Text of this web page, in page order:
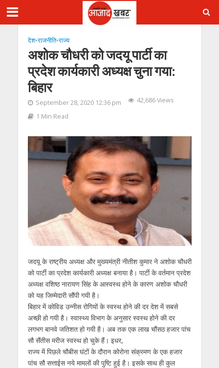
देश•राजनीति•राज्य
अशोक चौधरी को जदयू पार्टी का
प्रदेश कार्यकारी अध्यक्ष चुना गया:
बिहार
September 28, 2020 12:36 pm
42,686 Views
1 Min Read
जदयू के राष्ट्रीय अध्यक्ष और मुख्यमंत्री नीतीश कुमार ने अशोक चौधरी
को पार्टी का प्रदेश कार्यकारी अध्यक्ष बनाया है। पार्टी के वर्तमान प्रदेश
अध्यक्ष वशिष्ठ नारायण सिंह के आस्वस्थ होने के कारण अशोक चौधरी
को यह जिम्मेदारी सौंपी गयी है।
बिहार में कोविड उन्नीस रोगियों के स्वस्थ होने की दर देश में सबसे
अच्छी हो गयी है। स्वास्थ्य विभाग के अनुसार स्वस्थ होने की दर
लगभग बानवे जतिशत हो गयी है। अब तक एक लाख चौंसठ हजार पांच
सौ सैंतीस मरीज स्वस्थ हो चुके हैं। इधर,
राज्य में पिछले चौबीस घंटों के दौरान कोरोना संक्रमण के एक हजार
पांच सौ सत्ताईस नये मामलों की पुष्टि हुई है। इसके साथ ही कुल